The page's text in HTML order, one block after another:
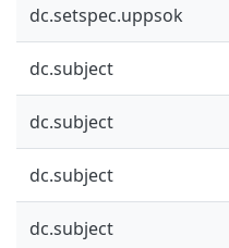
dc.setspec.uppsok
dc.subject
dc.subject
dc.subject
dc.subject